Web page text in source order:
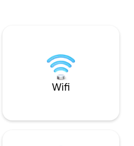
mejor
la zona
de
Todo ventanales
madera
raudales,
espacio de salón
Wifi